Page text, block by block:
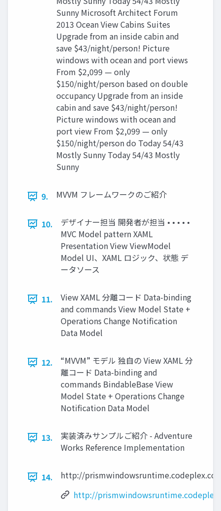
Sunny Microsoft Architect Forum
2013 Ocean View Cabins Suites
Upgrade from an inside cabin and
save $43/night/person! Picture
windows with ocean and port views
From $2,099 — only
$150/night/person based on double
occupancy Upgrade from an inside
cabin and save $43/night/person!
Picture windows with ocean and
port view From $2,099 — only
$150/night/person do Today 54/43
Mostly Sunny Today 54/43 Mostly
Sunny
9. MVVM フレームワークのご紹介
10.
デザイナー担当 開発者が担当 • • • • •
MVC Model pattern XAML
Presentation View ViewModel
Model UI、XAML ロジック、状態 デ
ータソース
11.
View XAML 分離コード Data-binding
and commands View Model State +
Operations Change Notification
Data Model
12.
“MVVM” モデル 独自の View XAML 分
離コード Data-binding and
commands BindableBase View
Model State + Operations Change
Notification Data Model
13.
実装済みサンプルご紹介 - Adventure
Works Reference Implementation
14.
http://
http://